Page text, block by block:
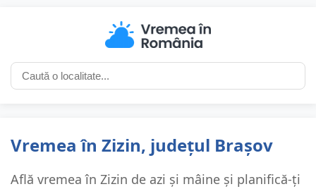
Vremea în Zizin, județul Brașov
Află vremea în Zizin de azi și mâine și planifică-ți